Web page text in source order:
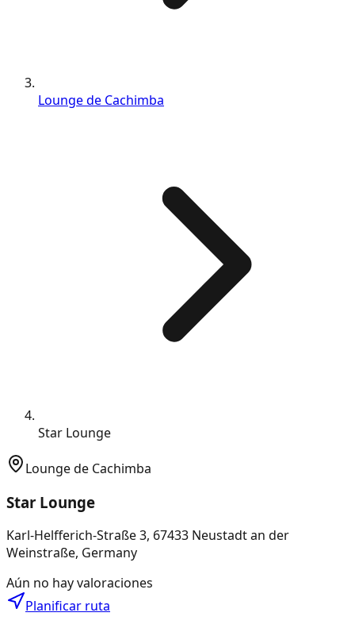
Lounge de Cachimba
Star Lounge
Lounge de Cachimba
Star Lounge
Karl-Helfferich-Straße 3, 67433 Neustadt an der
Weinstraße, Germany
Aún no hay valoraciones
Planificar ruta